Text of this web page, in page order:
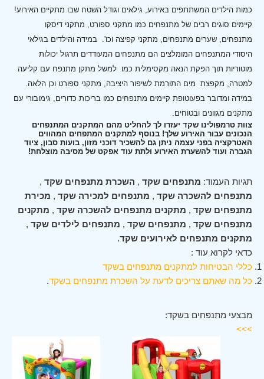
כמות הילדים המשתתפים באירוע, גילאים וגודל השטח שבו מתקיים האירוע!
קיימים סוגים רבים של מתנפחים כמו מתקני ספורט, מתקני דיסקו
מתנפחים, שערים מתנפחים, מתקני קפיצה וכו'. במידה והילדים בגילאי
היסודי המתנפחים המומלצים הם מתנפחים המעודדים תרגול יכולות
מוטוריות תוך הפקת הנאה מקסימלית כמו למשל מתקן מתנפח עם קליעה
למטרה, מקפצת מים התורמת לשיפור היציבה, מתקני ספורט וכן הלאה.
במידה ומדובר בפעוטופת קיימים מתנפחים כמו בריכות כדורים, גימובורי עם
מתקנים מגוונים ובטוחים.
צוות טרמפולינו שקד יעזרו לך להחליט מהם המתקנים המתנפחים
הנכונים עבור האירוע שלך! בנוסף למתקנים המתפחים המהווים
האטרקציה בפני עצמה ניתן גם להשכיר דוכני מזון, בועות סבון, ציוד
הגברה ועוד להשערת האירוע ולתת עוד אפקט של מסיבה מוצלחת!
תגיות העמוד: מתנפחים שקד , השכרת מתנפחים שקד ,
מתנפחים להשכרה שקד , מתנפחים למכירה שקד , מכירת
מתנפחים שקד , מתקנים מתנפחים להשכרה שקד , מתקנים
מתנפחים שקד , מתנפחים שקד , מתנפחים לילדים שקד ,
מתקנים מתנפחים לאירועים שקד.
כדאי לקרוא עוד :
כללי הבטיחות למתקנים מתנפחים בשקד
כל מה שאתם צריכים לדעת על השכרת מתנפחים בשקד.
מבצעי מתנפחים בשקד:
>>>